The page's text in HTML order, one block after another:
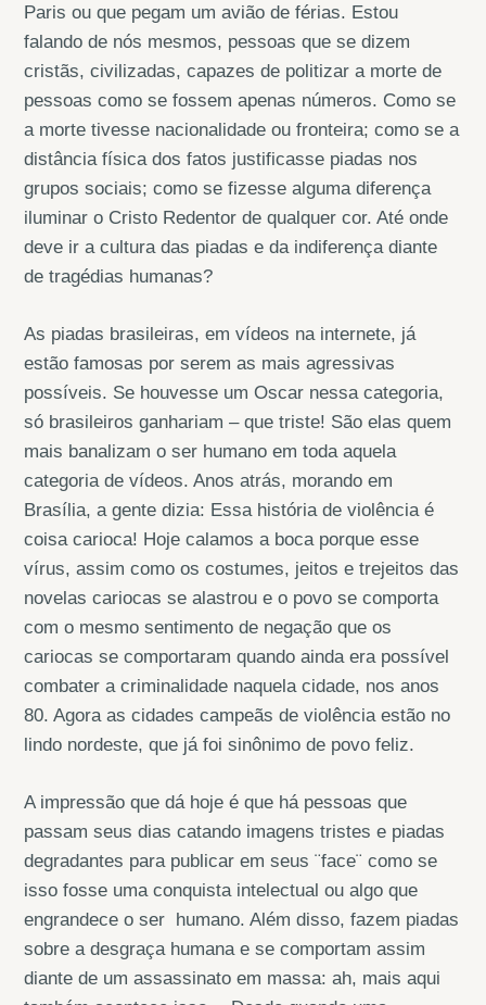
Paris ou que pegam um avião de férias. Estou
falando de nós mesmos, pessoas que se dizem
cristãs, civilizadas, capazes de politizar a morte de
pessoas como se fossem apenas números. Como se
a morte tivesse nacionalidade ou fronteira; como se a
distância física dos fatos justificasse piadas nos
grupos sociais; como se fizesse alguma diferença
iluminar o Cristo Redentor de qualquer cor. Até onde
deve ir a cultura das piadas e da indiferença diante
de tragédias humanas?
As piadas brasileiras, em vídeos na internete, já
estão famosas por serem as mais agressivas
possíveis. Se houvesse um Oscar nessa categoria,
só brasileiros ganhariam – que triste! São elas quem
mais banalizam o ser humano em toda aquela
categoria de vídeos. Anos atrás, morando em
Brasília, a gente dizia: Essa história de violência é
coisa carioca! Hoje calamos a boca porque esse
vírus, assim como os costumes, jeitos e trejeitos das
novelas cariocas se alastrou e o povo se comporta
com o mesmo sentimento de negação que os
cariocas se comportaram quando ainda era possível
combater a criminalidade naquela cidade, nos anos
80. Agora as cidades campeãs de violência estão no
lindo nordeste, que já foi sinônimo de povo feliz.
A impressão que dá hoje é que há pessoas que
passam seus dias catando imagens tristes e piadas
degradantes para publicar em seus ¨face¨ como se
isso fosse uma conquista intelectual ou algo que
engrandece o ser humano. Além disso, fazem piadas
sobre a desgraça humana e se comportam assim
diante de um assassinato em massa: ah, mais aqui